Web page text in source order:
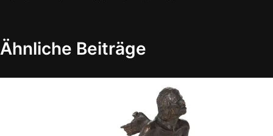
Ähnliche Beiträge